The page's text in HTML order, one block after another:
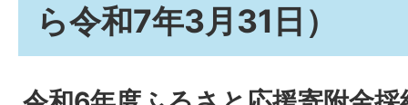
ら令和7年3月31日）